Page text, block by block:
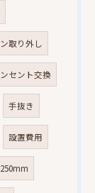
取り外し
セント交換
手抜き
設置費用
250mm